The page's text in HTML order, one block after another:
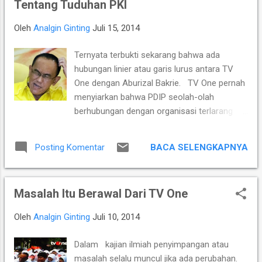
kekuatan berkat perpaduan pengalamannya Grandmaster
berpotensi tinggi seperti IM Satria Duta Cahaya dan IM
Nayaka Budhidharma. Sementara itu, Tim Putri yang
diperkuat jajaran Master Internasional Wanita (WIM) seperti
Shafira Devi Herfesa, Laysa Latifah, Ummi Fisabilillah, dan
Chelsea Monica Ignesias Sihite memiliki kedalaman sku...
Tentang Tuduhan PKI
Oleh Analgin Ginting Juli 15, 2014
Ternyata terbukti sekarang bahwa ada
hubungan linier atau garis lurus antara TV
One dengan Aburizal Bakrie. TV One pernah
menyiarkan bahwa PDIP seolah-olah
berhubungan dengan organisasi terlarang
Jogjakarta dan di Pulo Gadung. Hari ini
Aburizal Bakrie, dalam sambutan yang dia
Permanen di Tugu Proklamasi juga
Menurut detik.com Aburizal Bakrie
dibawah ini : Menurut Ketum Golkar Aburizal
Posting Komentar BACA SELENGKAPNYA
Masalah Itu Berawal Dari TV One
Oleh Analgin Ginting Juli 10, 2014
Dalam kajian ilmiah penyimpangan atau
masalah selalu muncul jika ada perubahan.